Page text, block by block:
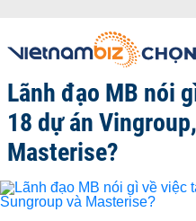
Lãnh đạo MB nói
18 dự án
Masterise?